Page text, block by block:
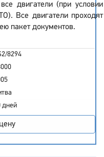
двигатели (при условии
Все двигатели проходят
пакет документов.
8294
дней